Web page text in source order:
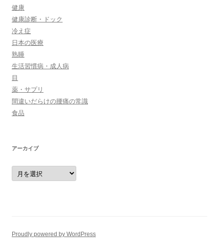
健康
健康診断・ドック
冷え症
日本の医療
熟睡
生活習慣病・成人病
目
薬・サプリ
間違いだらけの腰痛の常識
食品
アーカイブ
ア
ー
カ
Proudly powered by WordPress